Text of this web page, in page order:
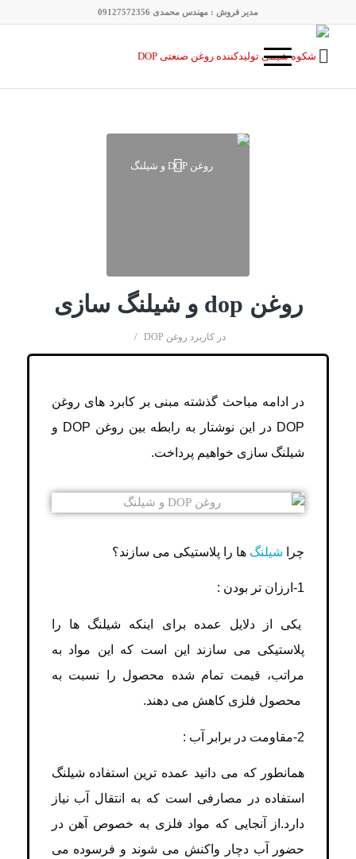
مدیر فروش : مهندس محمدی 09127572356
روغن dop و شیلنگ سازی
در کاربرد روغن DOP /
در ادامه مباحث گذشته مبنی بر کابرد های روغن
DOP در این نوشتار به رابطه بین روغن DOP و
شیلنگ سازی خواهیم پرداخت.
چرا شیلنگ ها را پلاستیکی می سازند؟
1-ارزان تر بودن :
یکی از دلایل عمده برای اینکه شیلنگ ها را
پلاستیکی می سازند این است که این مواد به
مراتب، قیمت تمام شده محصول را نسبت به
محصول فلزی کاهش می دهند.
2-مقاومت در برابر آب :
همانطور که می دانید عمده ترین استفاده شیلنگ
استفاده در مصارفی است که به انتقال آب نیاز
دارد.از آنجایی که مواد فلزی به خصوص آهن در
حضور آب دچار واکنش می شوند و فرسوده می